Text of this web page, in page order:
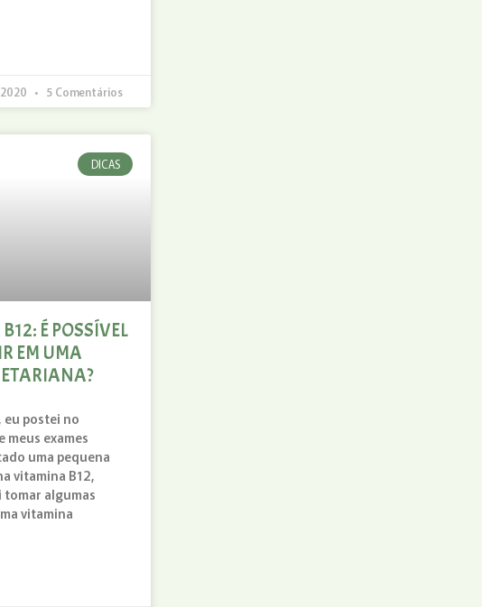
5 Comentários
DICAS
É POSSÍVEL
EM UMA
eu postei no
meus exames
uma pequena
vitamina B12,
tomar algumas
vitamina